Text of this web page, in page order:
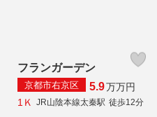
フランガーデン
京都市右京区 5.9万万円
1Ｋ
JR山陰本線太秦駅 徒歩12分